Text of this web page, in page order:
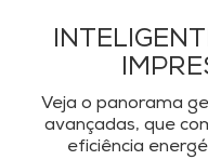
Veja o panorama
avançadas, que
eficiência